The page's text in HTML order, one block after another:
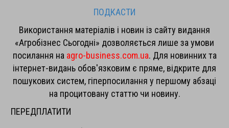
ПОДКАСТИ
Використання матеріалів і новин із сайту видання
«Агробізнес Сьогодні» дозволяється лише за умови
посилання на agro-business.com.ua. Для новинних та
інтернет-видань обов'язковим є пряме, відкрите для
пошукових систем, гіперпосилання у першому абзаці
на процитовану статтю чи новину.
ПЕРЕДПЛАТИТИ